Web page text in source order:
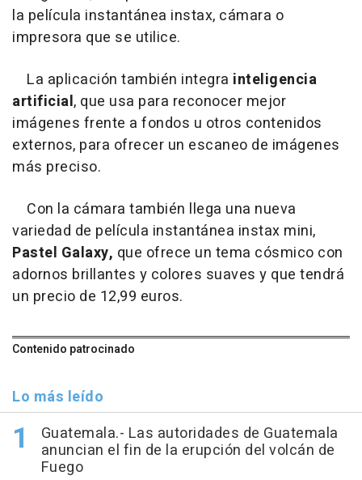
la película instantánea instax, cámara o
impresora que se utilice.
La aplicación también integra inteligencia
artificial, que usa para reconocer mejor
imágenes frente a fondos u otros contenidos
externos, para ofrecer un escaneo de imágenes
más preciso.
Con la cámara también llega una nueva
variedad de película instantánea instax mini,
Pastel Galaxy, que ofrece un tema cósmico con
adornos brillantes y colores suaves y que tendrá
un precio de 12,99 euros.
Contenido patrocinado
Lo más leído
Guatemala.- Las autoridades de Guatemala
anuncian el fin de la erupción del volcán de
Fuego